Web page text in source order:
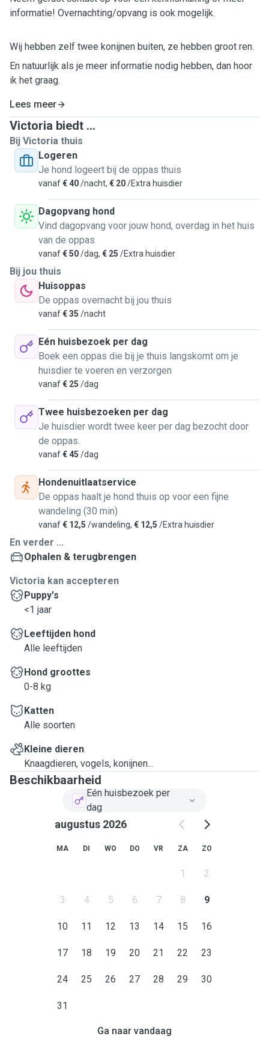
informatie! Overnachting/opvang is ook mogelijk.
Wij hebben zelf twee konijnen buiten, ze hebben groot ren.
En natuurlijk als je meer informatie nodig hebben, dan hoor
ik het graag.
Lees meer
Victoria biedt ...
Bij Victoria thuis
Logeren
Je hond logeert bij de oppas thuis
vanaf€ 40/nacht, € 20/Extra huisdier
Dagopvang hond
Vind dagopvang voor jouw hond, overdag in het huis
van de oppas
vanaf€ 50/dag, € 25 /Extra huisdier
Bij jou thuis
Huisoppas
De oppas overnacht bij jou thuis
vanaf€ 35 /nacht
Eén huisbezoek per dag
Boek een oppas die bij je thuis langskomt om je
huisdier te voeren en verzorgen
vanaf€ 25 /dag
Twee huisbezoeken per dag
Je huisdier wordt twee keer per dag bezocht door
de oppas.
vanaf€ 45 /dag
Hondenuitlaatservice
De oppas haalt je hond thuis op voor een fijne
wandeling (30 min)
vanaf€ 12,5 /wandeling, € 12,5 /Extra huisdier
En verder ...
Ophalen & terugbrengen
Victoria kan accepteren
Puppy's
<1 jaar
Leeftijden hond
Alle leeftijden
Hond groottes
0-8 kg
Katten
Alle soorten
Kleine dieren
Knaagdieren, vogels, konijnen...
Beschikbaarheid
Eén huisbezoek per
dag
augustus 2026
MA DI WO DO VR ZA ZO
1 2
3 4 5 6 7 8 9
10 11 12 13 14 15 16
17 18 19 20 21 22 23
24 25 26 27 28 29 30
31
Ga naar vandaag